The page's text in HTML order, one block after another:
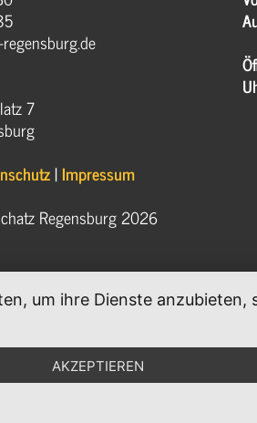
7
|Impressum
Regensburg 2026
um ihre Dienste
AKZEPTIEREN